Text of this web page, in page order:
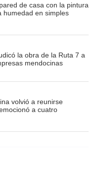
de casa con la pintura
humedad en simples
la obra de la Ruta 7 a
mendocinas
volvió a reunirse
a cuatro